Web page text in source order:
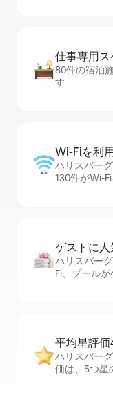
仕事専用
80件の宿泊
す
Wi-Fiを利⁠
ハリスバー
130件がWi-
ゲストに
ハリスバー
Fi、プール
平均星評価
ハリスバー
価は、5つ星